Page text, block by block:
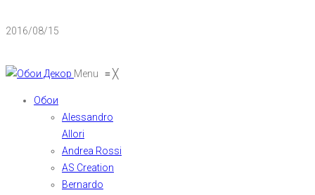
2016/08/15
Menu ≡╳
Обои
Alessandro
Allori
Andrea Rossi
AS Creation
Bernardo